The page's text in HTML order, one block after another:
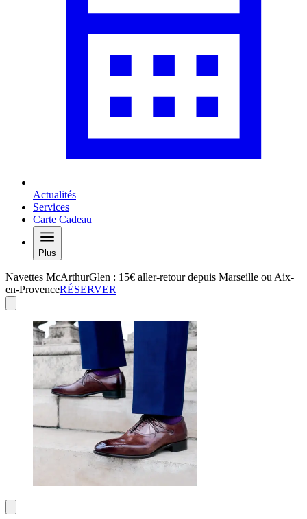
Actualités
Services
Carte Cadeau
Plus
Navettes McArthurGlen : 15€ aller-retour depuis Marseille ou Aix-
en-ProvenceRÉSERVER